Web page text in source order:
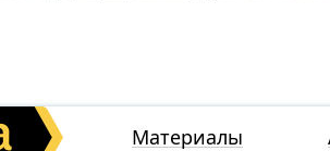
Материалы